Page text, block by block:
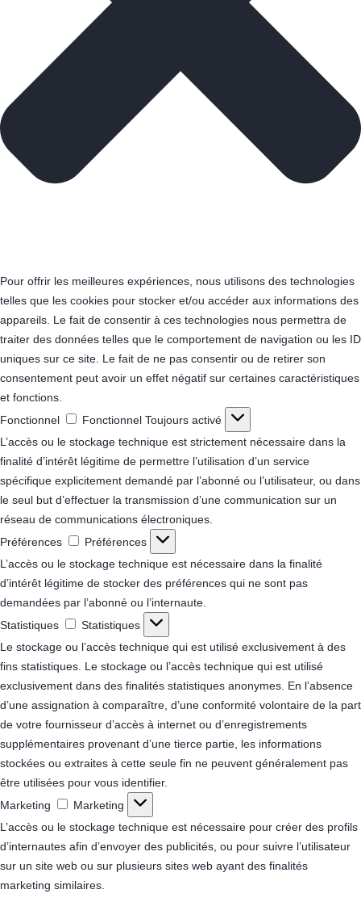
Pour offrir les meilleures expériences, nous utilisons des technologies
telles que les cookies pour stocker et/ou accéder aux informations des
appareils. Le fait de consentir à ces technologies nous permettra de
traiter des données telles que le comportement de navigation ou les ID
uniques sur ce site. Le fait de ne pas consentir ou de retirer son
consentement peut avoir un effet négatif sur certaines caractéristiques
et fonctions.
Fonctionnel
Fonctionnel Toujours activé
L’accès ou le stockage technique est strictement nécessaire dans la
finalité d’intérêt légitime de permettre l’utilisation d’un service
spécifique explicitement demandé par l’abonné ou l’utilisateur, ou dans
le seul but d’effectuer la transmission d’une communication sur un
réseau de communications électroniques.
Préférences
Préférences
L’accès ou le stockage technique est nécessaire dans la finalité
d’intérêt légitime de stocker des préférences qui ne sont pas
demandées par l’abonné ou l’internaute.
Statistiques
Statistiques
Le stockage ou l’accès technique qui est utilisé exclusivement à des
fins statistiques. Le stockage ou l’accès technique qui est utilisé
exclusivement dans des finalités statistiques anonymes. En l’absence
d’une assignation à comparaître, d’une conformité volontaire de la part
de votre fournisseur d’accès à internet ou d’enregistrements
supplémentaires provenant d’une tierce partie, les informations
stockées ou extraites à cette seule fin ne peuvent généralement pas
être utilisées pour vous identifier.
Marketing
Marketing
L’accès ou le stockage technique est nécessaire pour créer des profils
d’internautes afin d’envoyer des publicités, ou pour suivre l’utilisateur
sur un site web ou sur plusieurs sites web ayant des finalités
marketing similaires.